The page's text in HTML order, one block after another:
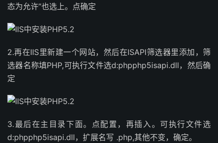
态为允许”也选上。点确定
2.再在IIS里新建一个网站，然后在ISAPI筛选器里添加，筛
选器名称填PHP,可执行文件选d:phpphp5isapi.dll，然后确
定
3.最后在主目录下面。点配置，再插入。可执行文件选
d:phpphp5isapi.dll，扩展名写 .php,其他不变，确定。